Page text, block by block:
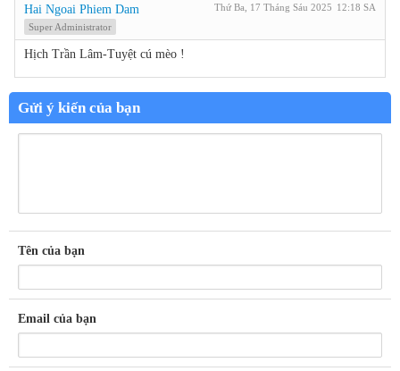
Thứ Ba, 17 Tháng Sáu 2025 12:18 SA
Hai Ngoai Phiem Dam
Super Administrator
Hịch Trần Lâm-Tuyệt cú mèo !
Gửi ý kiến của bạn
Tên của bạn
Email của bạn